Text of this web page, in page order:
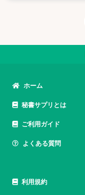
ホーム
秘書サプリとは
ご利用ガイド
よくある質問
利用規約